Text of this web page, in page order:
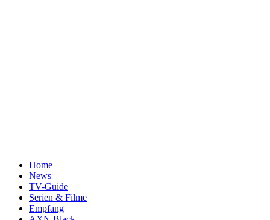
Home
News
TV-Guide
Serien & Filme
Empfang